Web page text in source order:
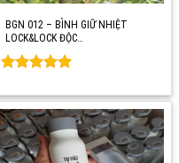
BGN 012 – BÌNH GIỮ NHIỆT
LOCK&LOCK ĐỘC…
out of 5